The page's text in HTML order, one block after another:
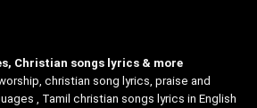
Christian songs lyrics & more
christian song lyrics, praise and
, Tamil christian songs lyrics in English